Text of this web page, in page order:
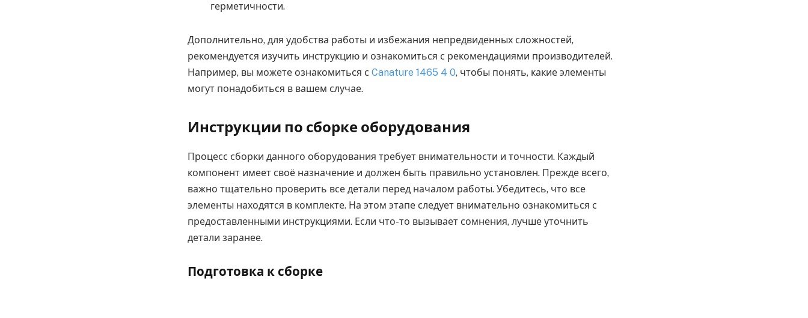
герметичности.
Дополнительно, для удобства работы и избежания непредвиденных сложностей,
рекомендуется изучить инструкцию и ознакомиться с рекомендациями производителей.
Например, вы можете ознакомиться с Canature 1465 4 0, чтобы понять, какие элементы
могут понадобиться в вашем случае.
Инструкции по сборке оборудования
Процесс сборки данного оборудования требует внимательности и точности. Каждый
компонент имеет своё назначение и должен быть правильно установлен. Прежде всего,
важно тщательно проверить все детали перед началом работы. Убедитесь, что все
элементы находятся в комплекте. На этом этапе следует внимательно ознакомиться с
предоставленными инструкциями. Если что-то вызывает сомнения, лучше уточнить
детали заранее.
Подготовка к сборке